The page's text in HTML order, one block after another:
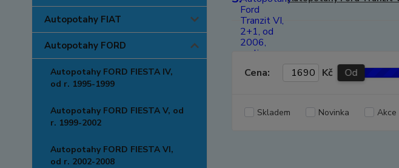
Autopotahy FIAT
Autopotahy FORD
Autopotahy FORD FIESTA IV,
od r. 1995-1999
Autopotahy FORD FIESTA V, od
r. 1999-2002
Autopotahy FORD FIESTA VI,
od r. 2002-2008
Cena: Kč Od
Skladem Novinka Akce